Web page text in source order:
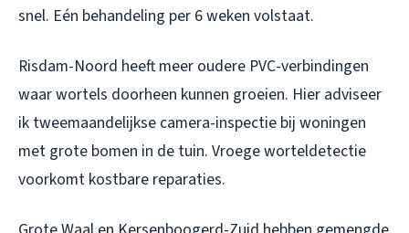
snel. Eén behandeling per 6 weken volstaat.
Risdam-Noord heeft meer oudere PVC-verbindingen
waar wortels doorheen kunnen groeien. Hier adviseer
ik tweemaandelijkse camera-inspectie bij woningen
met grote bomen in de tuin. Vroege worteldetectie
voorkomt kostbare reparaties.